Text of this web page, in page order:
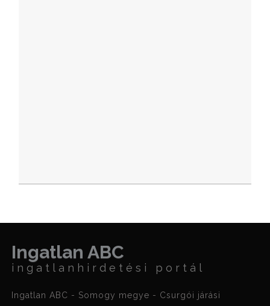
Ingatlan ABC
ingatlanhirdetési portál
Ingatlan ABC - Somogy megye - Csurgói járási